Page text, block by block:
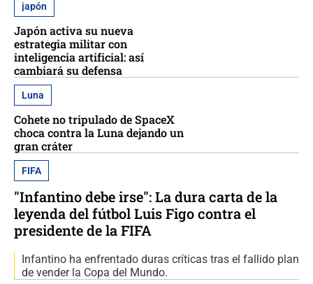
japón
Japón activa su nueva
estrategia militar con
inteligencia artificial: así
cambiará su defensa
Luna
Cohete no tripulado de SpaceX
choca contra la Luna dejando un
gran cráter
FIFA
"Infantino debe irse": La dura carta de la
leyenda del fútbol Luis Figo contra el
presidente de la FIFA
Infantino ha enfrentado duras críticas tras el fallido plan
de vender la Copa del Mundo.